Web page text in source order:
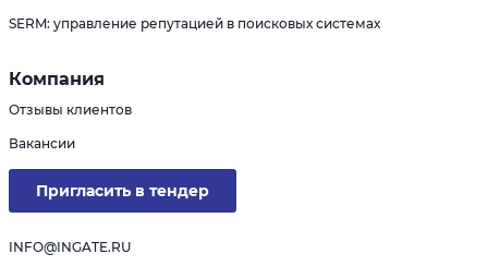
SERM: управление репутацией в поисковых системах
Компания
Отзывы клиентов
Вакансии
Пригласить в тендер
INFO@INGATE.RU